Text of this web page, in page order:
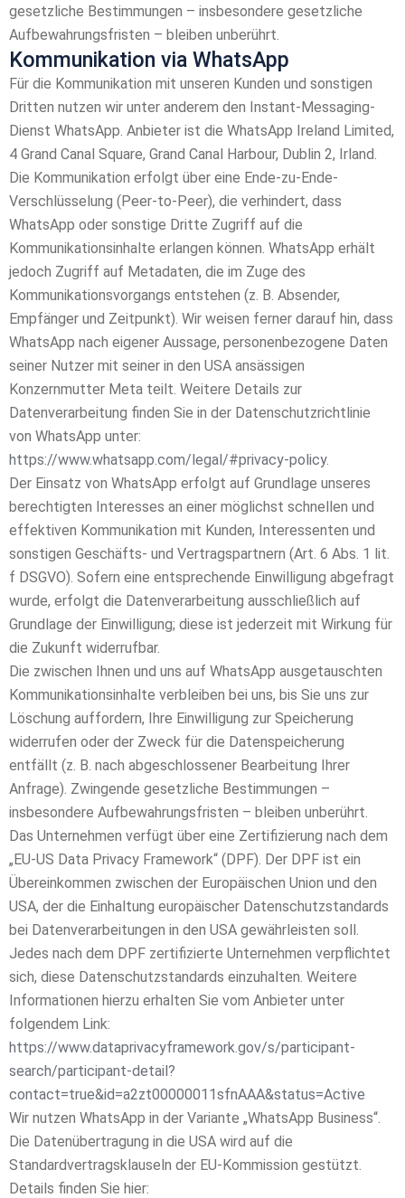
gesetzliche Bestimmungen – insbesondere gesetzliche
Aufbewahrungsfristen – bleiben unberührt.
Kommunikation via WhatsApp
Für die Kommunikation mit unseren Kunden und sonstigen
Dritten nutzen wir unter anderem den Instant-Messaging-
Dienst WhatsApp. Anbieter ist die WhatsApp Ireland Limited,
4 Grand Canal Square, Grand Canal Harbour, Dublin 2, Irland.
Die Kommunikation erfolgt über eine Ende-zu-Ende-
Verschlüsselung (Peer-to-Peer), die verhindert, dass
WhatsApp oder sonstige Dritte Zugriff auf die
Kommunikationsinhalte erlangen können. WhatsApp erhält
jedoch Zugriff auf Metadaten, die im Zuge des
Kommunikationsvorgangs entstehen (z. B. Absender,
Empfänger und Zeitpunkt). Wir weisen ferner darauf hin, dass
WhatsApp nach eigener Aussage, personenbezogene Daten
seiner Nutzer mit seiner in den USA ansässigen
Konzernmutter Meta teilt. Weitere Details zur
Datenverarbeitung finden Sie in der Datenschutzrichtlinie
von WhatsApp unter:
https://www.whatsapp.com/legal/#privacy-policy.
Der Einsatz von WhatsApp erfolgt auf Grundlage unseres
berechtigten Interesses an einer möglichst schnellen und
effektiven Kommunikation mit Kunden, Interessenten und
sonstigen Geschäfts- und Vertragspartnern (Art. 6 Abs. 1 lit.
f DSGVO). Sofern eine entsprechende Einwilligung abgefragt
wurde, erfolgt die Datenverarbeitung ausschließlich auf
Grundlage der Einwilligung; diese ist jederzeit mit Wirkung für
die Zukunft widerrufbar.
Die zwischen Ihnen und uns auf WhatsApp ausgetauschten
Kommunikationsinhalte verbleiben bei uns, bis Sie uns zur
Löschung auffordern, Ihre Einwilligung zur Speicherung
widerrufen oder der Zweck für die Datenspeicherung
entfällt (z. B. nach abgeschlossener Bearbeitung Ihrer
Anfrage). Zwingende gesetzliche Bestimmungen –
insbesondere Aufbewahrungsfristen – bleiben unberührt.
Das Unternehmen verfügt über eine Zertifizierung nach dem
„EU-US Data Privacy Framework“ (DPF). Der DPF ist ein
Übereinkommen zwischen der Europäischen Union und den
USA, der die Einhaltung europäischer Datenschutzstandards
bei Datenverarbeitungen in den USA gewährleisten soll.
Jedes nach dem DPF zertifizierte Unternehmen verpflichtet
sich, diese Datenschutzstandards einzuhalten. Weitere
Informationen hierzu erhalten Sie vom Anbieter unter
folgendem Link:
https://www.dataprivacyframework.gov/s/participant-
search/participant-detail?
contact=true&id=a2zt00000011sfnAAA&status=Active
Wir nutzen WhatsApp in der Variante „WhatsApp Business“.
Die Datenübertragung in die USA wird auf die
Standardvertragsklauseln der EU-Kommission gestützt.
Details finden Sie hier: